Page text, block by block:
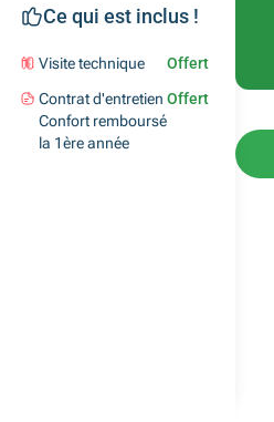
Ce qui est inclus !
Visite technique
Offert
Contrat d'entretien
Confort remboursé
la 1ère année
Offert